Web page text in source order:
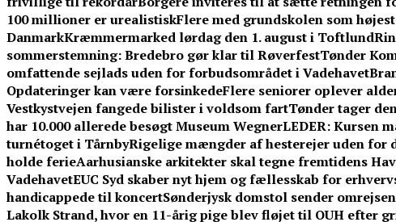
100 millioner er urealistiskFlere med grundskolen som
DanmarkKræmmermarked lørdag den 1. august i Toftlund
sommerstemning: Bredebro gør klar til RøverfestTønder
omfattende sejlads uden for forbudsområdet i Vadehavet
Opdateringer kan være forsinkedeFlere seniorer oplever
Vestkystvejen fangede bilister i voldsom fartTønder tager
har 10.000 allerede besøgt Museum WegnerLEDER: Kursen
turnétoget i TårnbyRigelige mængder af hesterejer uden for
holde ferieAarhusianske arkitekter skal tegne fremtidens
VadehavetEUC Syd skaber nyt hjem og fællesskab for
handicappede til koncertSønderjysk domstol sender
Lakolk Strand, hvor en 11-årig pige blev fløjet til OUH efter